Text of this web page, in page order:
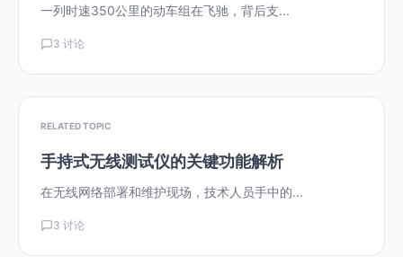
一列时速350公里的动车组在飞驰，背后支...
3 讨论
RELATED TOPIC
手持式无线测试仪的关键功能解析
在无线网络部署和维护现场，技术人员手中的...
3 讨论